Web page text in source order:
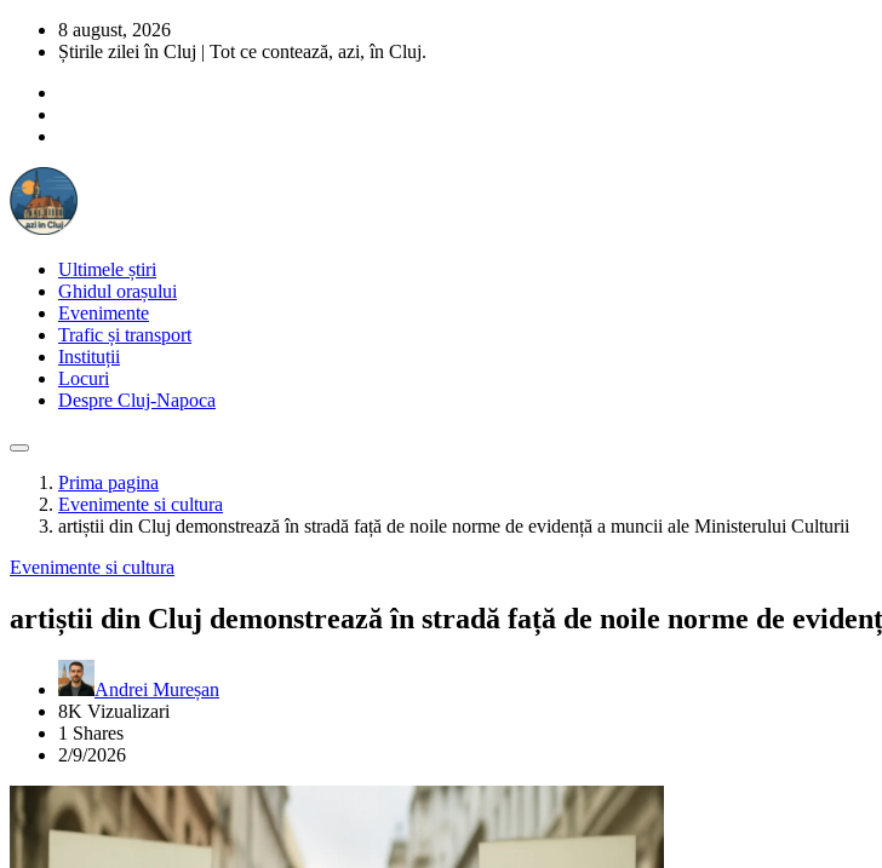
8 august, 2026
Știrile zilei în Cluj | Tot ce contează, azi, în Cluj.
Ultimele știri
Ghidul orașului
Evenimente
Trafic și transport
Instituții
Locuri
Despre Cluj-Napoca
Prima pagina
Evenimente si cultura
artiștii din Cluj demonstrează în stradă față de noile norme de evidență a muncii ale Ministerului Culturii
Evenimente si cultura
artiștii din Cluj demonstrează în stradă față de noile norme de
Andrei Mureșan
8K Vizualizari
1 Shares
2/9/2026